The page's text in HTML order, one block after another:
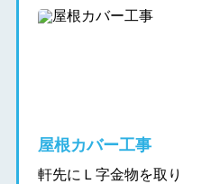
屋根カバー工事
軒先にＬ字金物を取り